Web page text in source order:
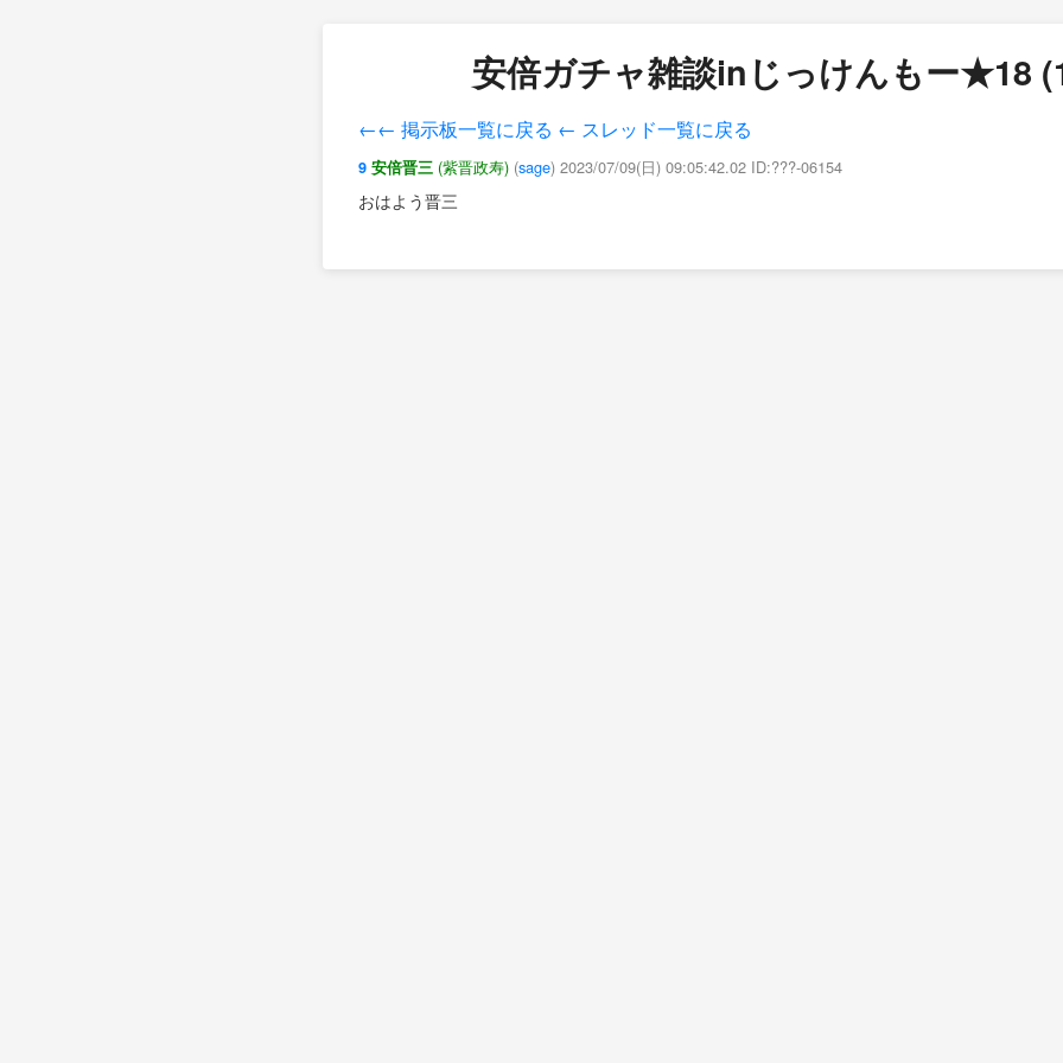
安倍ガチャ雑談inじっけんもー★18
←← 掲示板一覧に戻る ← スレッド一覧に戻る
9 安倍晋三 (紫晋政寿) (sage) 2023/07/09(日) 09:05:42.02 ID:???-06154
おはよう晋三